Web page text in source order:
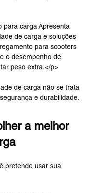
para carga Apresenta
de carga e soluções
para scooters
o desempenho de
peso extra.</p>
de carga não se trata
e durabilidade.
a melhor
pretende usar sua